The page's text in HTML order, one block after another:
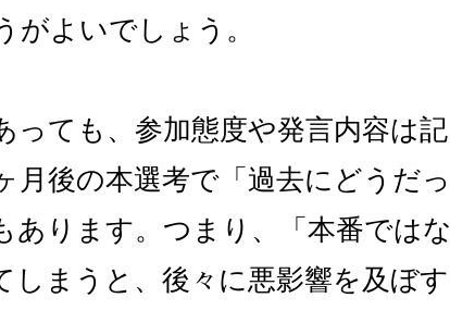
がよいでしょう。
っても、参加態度や発言内容は記
月後の本選考で「過去にどうだっ
あります。つまり、「本番ではな
しまうと、後々に悪影響を及ぼす